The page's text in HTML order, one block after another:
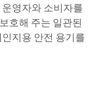
영자와 소비자를
호해 주는 일관된
지용 안전 용기를